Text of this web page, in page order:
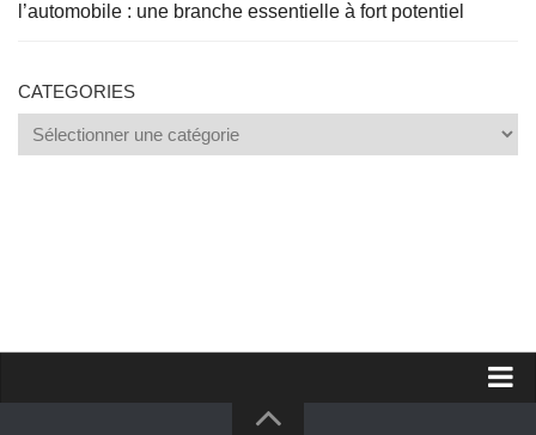
l’automobile : une branche essentielle à fort potentiel
CATEGORIES
Categories